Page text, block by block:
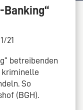
21
betreibenden
kriminelle
So
(BGH).